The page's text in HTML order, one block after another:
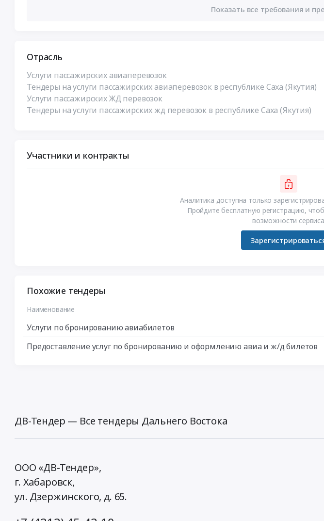
Показать все требования и
Отрасль
Услуги пассажирских авиаперевозок
Тендеры на услуги пассажирских авиаперевозок в республике Саха (Якутия)
Услуги пассажирских ЖД перевозок
Тендеры на услуги пассажирских жд перевозок в республике Саха (Якутия)
Участники и контракты
Аналитика доступна только
Пройдите бесплатную регистрацию,
возможности сервиса
Похожие тендеры
Наименование
Услуги по бронированию авиабилетов
Предоставление услуг по бронированию и оформлению авиа и ж/д билетов
ДВ-Тендер — Все тендеры Дальнего Востока
ООО «ДВ-Тендер»,
г. Хабаровск,
ул. Дзержинского, д. 65.